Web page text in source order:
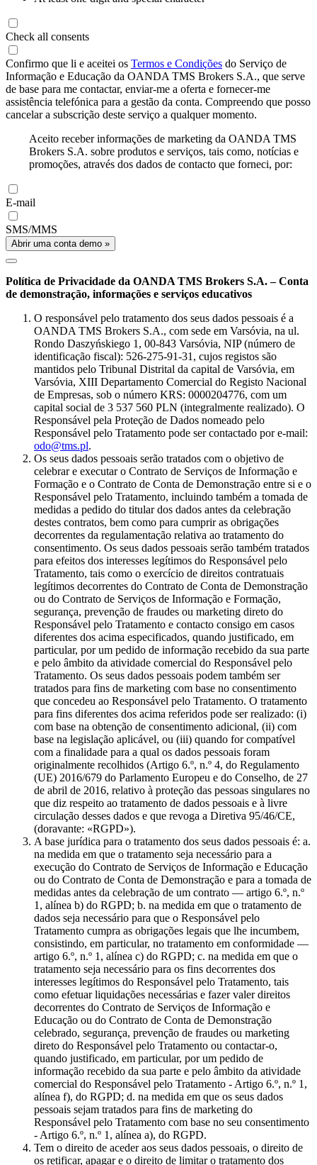
Check all consents
Confirmo que li e aceitei os Termos e Condições do Serviço de
Informação e Educação da OANDA TMS Brokers S.A., que serve
de base para me contactar, enviar-me a oferta e fornecer-me
assistência telefónica para a gestão da conta. Compreendo que posso
cancelar a subscrição deste serviço a qualquer momento.
Aceito receber informações de marketing da OANDA TMS
Brokers S.A. sobre produtos e serviços, tais como, notícias e
promoções, através dos dados de contacto que forneci, por:
E-mail
SMS/MMS
Abrir uma conta demo »
Política de Privacidade da OANDA TMS Brokers S.A. – Conta
de demonstração, informações e serviços educativos
O responsável pelo tratamento dos seus dados pessoais é a
OANDA TMS Brokers S.A., com sede em Varsóvia, na ul.
Rondo Daszyńskiego 1, 00-843 Varsóvia, NIP (número de
identificação fiscal): 526-275-91-31, cujos registos são
mantidos pelo Tribunal Distrital da capital de Varsóvia, em
Varsóvia, XIII Departamento Comercial do Registo Nacional
de Empresas, sob o número KRS: 0000204776, com um
capital social de 3 537 560 PLN (integralmente realizado). O
Responsável pela Proteção de Dados nomeado pelo
Responsável pelo Tratamento pode ser contactado por e-mail:
odo@tms.pl.
Os seus dados pessoais serão tratados com o objetivo de
celebrar e executar o Contrato de Serviços de Informação e
Formação e o Contrato de Conta de Demonstração entre si e o
Responsável pelo Tratamento, incluindo também a tomada de
medidas a pedido do titular dos dados antes da celebração
destes contratos, bem como para cumprir as obrigações
decorrentes da regulamentação relativa ao tratamento do
consentimento. Os seus dados pessoais serão também tratados
para efeitos dos interesses legítimos do Responsável pelo
Tratamento, tais como o exercício de direitos contratuais
legítimos decorrentes do Contrato de Conta de Demonstração
ou do Contrato de Serviços de Informação e Formação,
segurança, prevenção de fraudes ou marketing direto do
Responsável pelo Tratamento e contacto consigo em casos
diferentes dos acima especificados, quando justificado, em
particular, por um pedido de informação recebido da sua parte
e pelo âmbito da atividade comercial do Responsável pelo
Tratamento. Os seus dados pessoais podem também ser
tratados para fins de marketing com base no consentimento
que concedeu ao Responsável pelo Tratamento. O tratamento
para fins diferentes dos acima referidos pode ser realizado: (i)
com base na obtenção de consentimento adicional, (ii) com
base na legislação aplicável, ou (iii) quando for compatível
com a finalidade para a qual os dados pessoais foram
originalmente recolhidos (Artigo 6.º, n.º 4, do Regulamento
(UE) 2016/679 do Parlamento Europeu e do Conselho, de 27
de abril de 2016, relativo à proteção das pessoas singulares no
que diz respeito ao tratamento de dados pessoais e à livre
circulação desses dados e que revoga a Diretiva 95/46/CE,
(doravante: «RGPD»).
A base jurídica para o tratamento dos seus dados pessoais é: a.
na medida em que o tratamento seja necessário para a
execução do Contrato de Serviços de Informação e Educação
ou do Contrato de Conta de Demonstração e para a tomada de
medidas antes da celebração de um contrato — artigo 6.º, n.º
1, alínea b) do RGPD; b. na medida em que o tratamento de
dados seja necessário para que o Responsável pelo
Tratamento cumpra as obrigações legais que lhe incumbem,
consistindo, em particular, no tratamento em conformidade —
artigo 6.º, n.º 1, alínea c) do RGPD; c. na medida em que o
tratamento seja necessário para os fins decorrentes dos
interesses legítimos do Responsável pelo Tratamento, tais
como efetuar liquidações necessárias e fazer valer direitos
decorrentes do Contrato de Serviços de Informação e
Educação ou do Contrato de Conta de Demonstração
celebrado, segurança, prevenção de fraudes ou marketing
direto do Responsável pelo Tratamento ou contactar-o,
quando justificado, em particular, por um pedido de
informação recebido da sua parte e pelo âmbito da atividade
comercial do Responsável pelo Tratamento - Artigo 6.º, n.º 1,
alínea f), do RGPD; d. na medida em que os seus dados
pessoais sejam tratados para fins de marketing do
Responsável pelo Tratamento com base no seu consentimento
- Artigo 6.º, n.º 1, alínea a), do RGPD.
Tem o direito de aceder aos seus dados pessoais, o direito de
os retificar, apagar e o direito de limitar o tratamento dos